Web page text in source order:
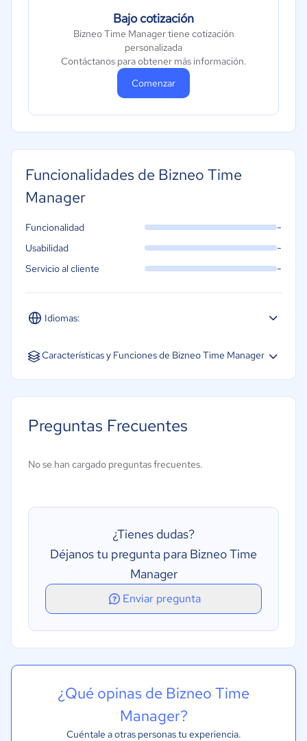
Bajo cotización
Bizneo Time Manager tiene cotización
personalizada
Contáctanos para obtener más información.
Comenzar
Funcionalidades de Bizneo Time
Manager
Idiomas:
Español Inglés Portugués
Funcionalidad -
Usabilidad -
Servicio al cliente -
Características y Funciones de Bizneo Time Manager
Gestión de control de horas
Tasas de facturación múltiples
Seguimiento de horas en movimiento
Análisis de productividad
Preguntas Frecuentes
No se han cargado preguntas frecuentes.
¿Tienes dudas?
Déjanos tu pregunta para Bizneo Time
Manager
Enviar pregunta
¿Qué opinas de Bizneo Time
Manager?
Cuéntale a otras personas tu experiencia.